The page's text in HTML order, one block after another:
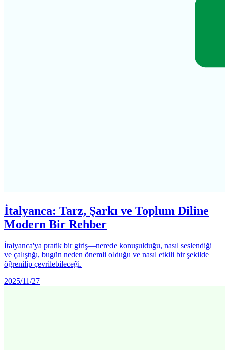
İtalyanca: Tarz, Şarkı ve Toplum Diline
Modern Bir Rehber
İtalyanca'ya pratik bir giriş—nerede konuşulduğu, nasıl seslendiği
ve çalıştığı, bugün neden önemli olduğu ve nasıl etkili bir şekilde
öğrenilip çevrilebileceği.
2025/11/27